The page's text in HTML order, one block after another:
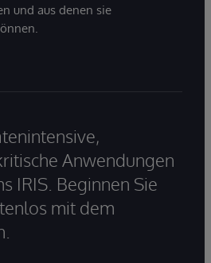
und aus denen sie
Anwendungen
IRIS. Beginnen Sie
mit dem